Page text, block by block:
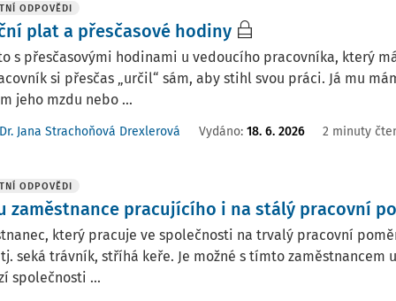
ODPOVĚDI
plat a přesčasové hodiny
s přesčasovými hodinami u vedoucího pracovníka, který
si přesčas „určil“ sám, aby stihl svou práci. Já mu
jeho mzdu nebo ...
Jana Strachoňová Drexlerová Vydáno: 18. 6. 2026 2 minuty
ODPOVĚDI
zaměstnance pracujícího i na stálý pracovní
který pracuje ve společnosti na trvalý pracovní
seká trávník, stříhá keře. Je možné s tímto
společnosti ...